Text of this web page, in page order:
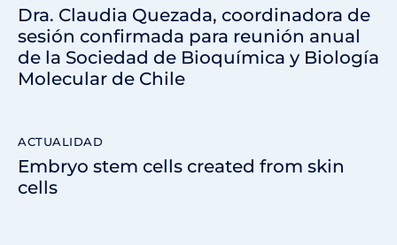
Dra. Claudia Quezada, coordinadora de
sesión confirmada para reunión anual
de la Sociedad de Bioquímica y Biología
Molecular de Chile
ACTUALIDAD
Embryo stem cells created from skin
cells